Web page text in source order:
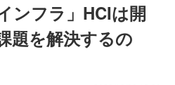
ンフラ」HCIは開
題を解決するの